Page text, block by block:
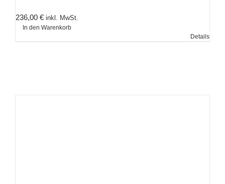
236,00 € inkl. MwSt.
In den Warenkorb
Details